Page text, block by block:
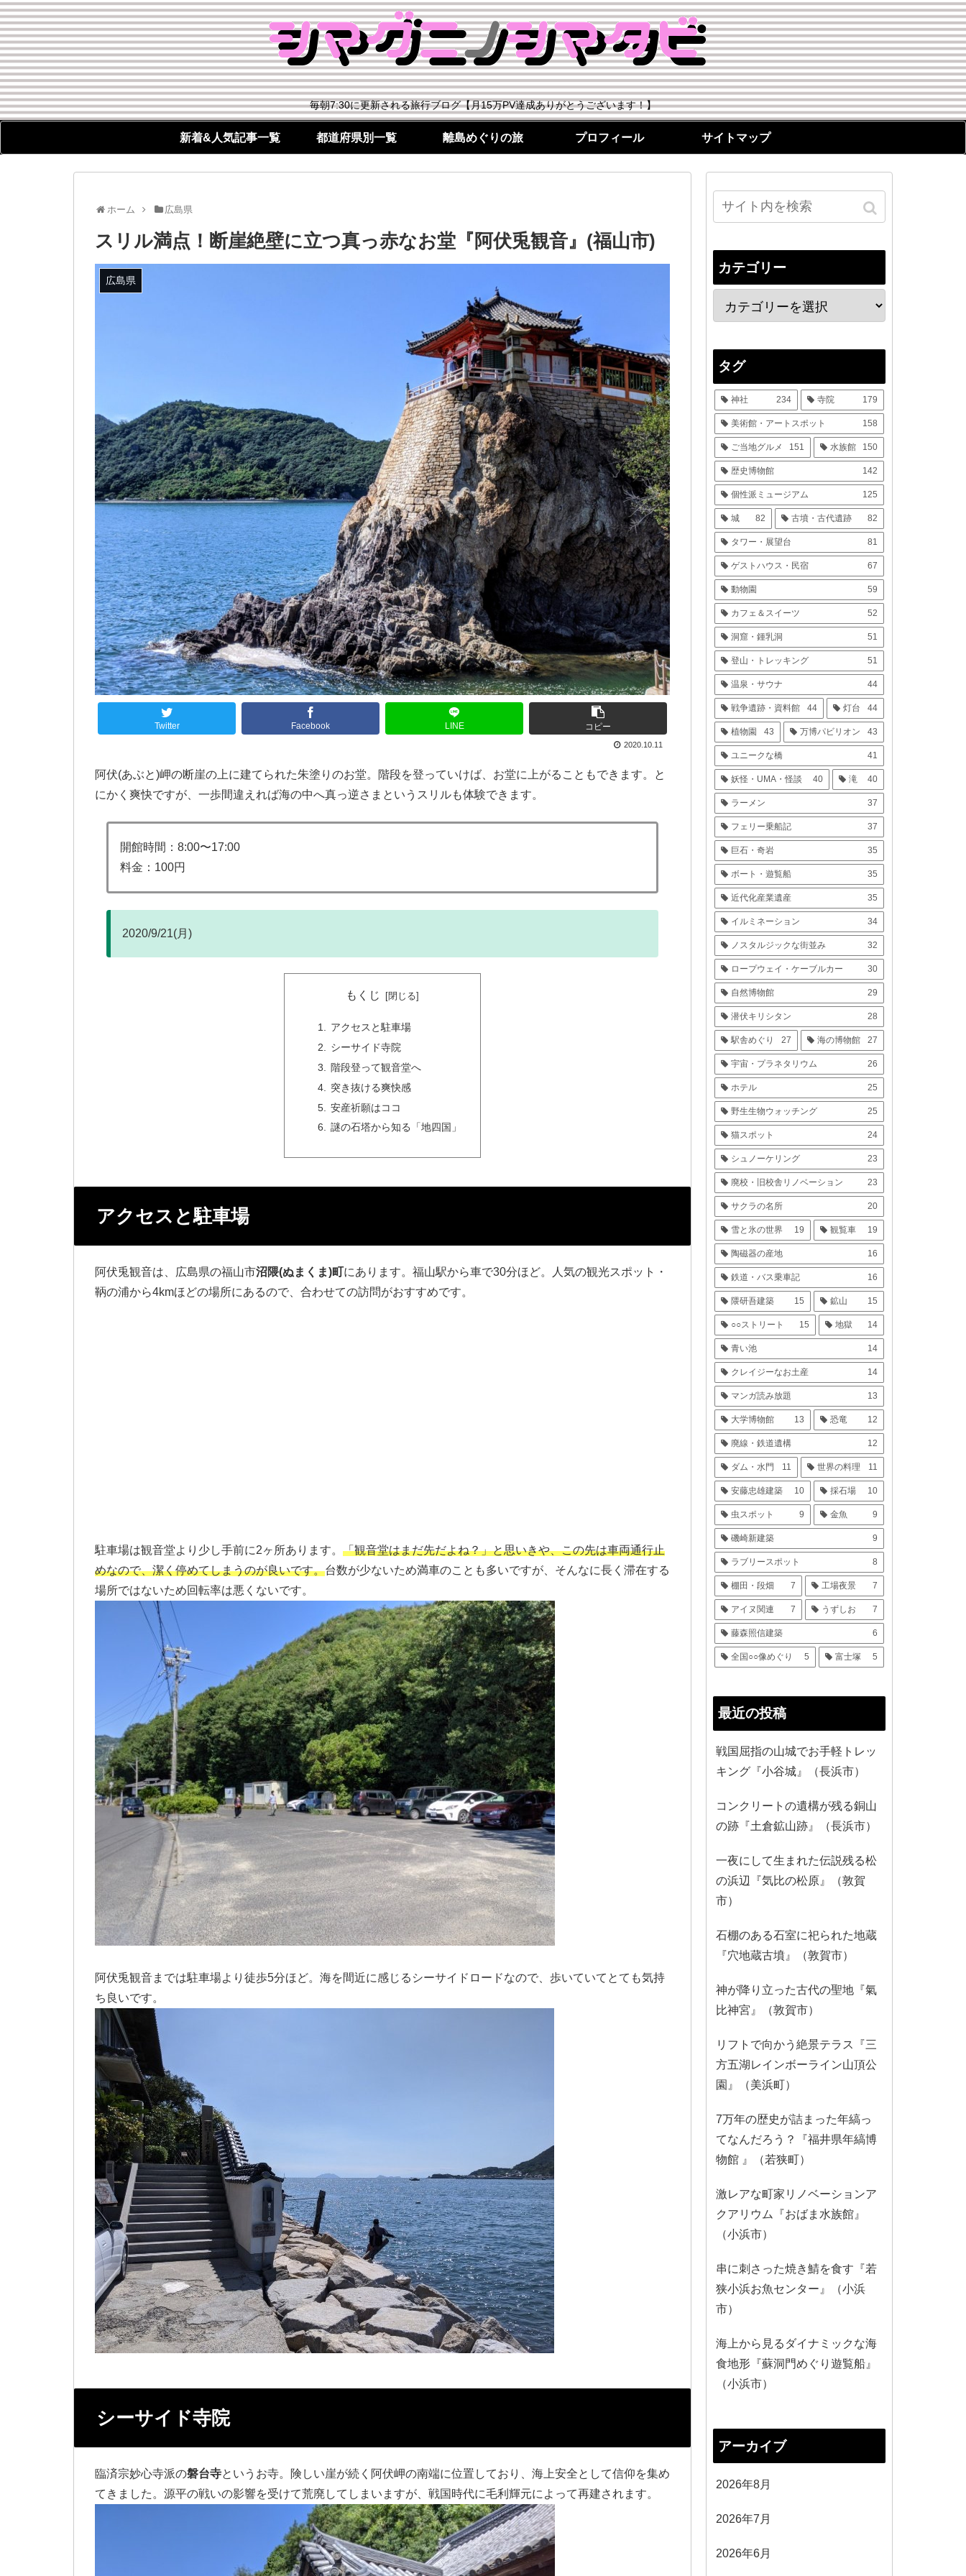
毎朝7:30に更新される旅行ブログ【月15万PV達成ありがとうございます！】
新着&人気記事一覧 都道府県別一覧 離島めぐりの旅 プロフィール サイトマップ
ホーム 広島県
スリル満点！断崖絶壁に立つ真っ赤なお堂『阿伏兎観音』(福山市)
広島県
Twitter Facebook LINE コピー
2020.10.11
阿伏(あぶと)岬の断崖の上に建てられた朱塗りのお堂。階段を登っていけば、お堂に上がることもできます。と
にかく爽快ですが、一歩間違えれば海の中へ真っ逆さまというスリルも体験できます。
開館時間：8:00〜17:00
料金：100円
2020/9/21(月)
もくじ
アクセスと駐車場
シーサイド寺院
階段登って観音堂へ
突き抜ける爽快感
安産祈願はココ
謎の石塔から知る「地四国」
アクセスと駐車場
阿伏兎観音は、広島県の福山市沼隈(ぬまくま)町にあります。福山駅から車で30分ほど。人気の観光スポット・
鞆の浦から4kmほどの場所にあるので、合わせての訪問がおすすめです。
駐車場は観音堂より少し手前に2ヶ所あります。 「観音堂はまだ先だよね？」と思いきや、この先は車両通行止
めなので、潔く停めてしまうのが良いです。台数が少ないため満車のことも多いですが、そんなに長く滞在する
場所ではないため回転率は悪くないです。
阿伏兎観音までは駐車場より徒歩5分ほど。海を間近に感じるシーサイドロードなので、歩いていてとても気持
ち良いです。
シーサイド寺院
臨済宗妙心寺派の磐台寺というお寺。険しい崖が続く阿伏岬の南端に位置しており、海上安全として信仰を集め
てきました。源平の戦いの影響を受けて荒廃してしまいますが、戦国時代に毛利輝元によって再建されます。
カテゴリー
タグ
神社 234 寺院 179
美術館・アートスポット 158
ご当地グルメ 151 水族館 150
歴史博物館 142
個性派ミュージアム 125
城 82 古墳・古代遺跡 82
タワー・展望台 81
ゲストハウス・民宿 67
動物園 59
カフェ＆スイーツ 52
洞窟・鍾乳洞 51
登山・トレッキング 51
温泉・サウナ 44
戦争遺跡・資料館 44 灯台 44
植物園 43 万博パビリオン 43
ユニークな橋 41
妖怪・UMA・怪談 40 滝 40
ラーメン 37
フェリー乗船記 37
巨石・奇岩 35
ボート・遊覧船 35
近代化産業遺産 35
イルミネーション 34
ノスタルジックな街並み 32
ロープウェイ・ケーブルカー 30
自然博物館 29
潜伏キリシタン 28
駅舎めぐり 27 海の博物館 27
宇宙・プラネタリウム 26
ホテル 25
野生生物ウォッチング 25
猫スポット 24
シュノーケリング 23
廃校・旧校舎リノベーション 23
サクラの名所 20
雪と氷の世界 19 観覧車 19
陶磁器の産地 16
鉄道・バス乗車記 16
隈研吾建築 15 鉱山 15
○○ストリート 15 地獄 14
青い池 14
クレイジーなお土産 14
マンガ読み放題 13
大学博物館 13 恐竜 12
廃線・鉄道遺構 12
ダム・水門 11 世界の料理 11
安藤忠雄建築 10 採石場 10
虫スポット 9 金魚 9
磯崎新建築 9
ラブリースポット 8
棚田・段畑 7 工場夜景 7
アイヌ関連 7 うずしお 7
藤森照信建築 6
全国○○像めぐり 5 富士塚 5
最近の投稿
戦国屈指の山城でお手軽トレッ
キング『小谷城』（長浜市）
コンクリートの遺構が残る銅山
の跡『土倉鉱山跡』（長浜市）
一夜にして生まれた伝説残る松
の浜辺『気比の松原』（敦賀
市）
石棚のある石室に祀られた地蔵
『穴地蔵古墳』（敦賀市）
神が降り立った古代の聖地『氣
比神宮』（敦賀市）
リフトで向かう絶景テラス『三
方五湖レインボーライン山頂公
園』（美浜町）
7万年の歴史が詰まった年縞っ
てなんだろう？『福井県年縞博
物館 』（若狭町）
激レアな町家リノベーションア
クアリウム『おばま水族館』
（小浜市）
串に刺さった焼き鯖を食す『若
狭小浜お魚センター』（小浜
市）
海上から見るダイナミックな海
食地形『蘇洞門めぐり遊覧船』
（小浜市）
アーカイブ
2026年8月
2026年7月
2026年6月